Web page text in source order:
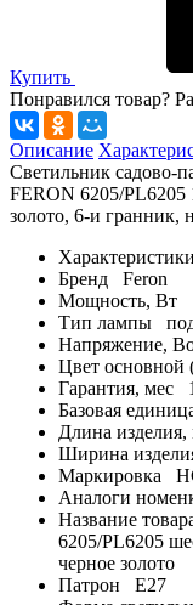
Купить
Понравился товар?
Описание
Светильник садово-
FERON 6205/PL6205
золото, 6-и гранник,
Характеристики
Бренд
Feron
Мощность, Вт
Тип лампы
Напряжение,
Цвет основной
Гарантия, мес
Базовая
Длина
Ширина
Маркировка
Аналоги
Название
6205/PL6205
черное золото
Патрон
E27